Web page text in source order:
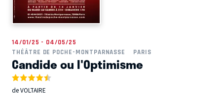
14/01/25 - 04/05/25
THÉÂTRE DE POCHE-MONTPARNASSE
PARIS
Candide ou l'Optimisme
de VOLTAIRE